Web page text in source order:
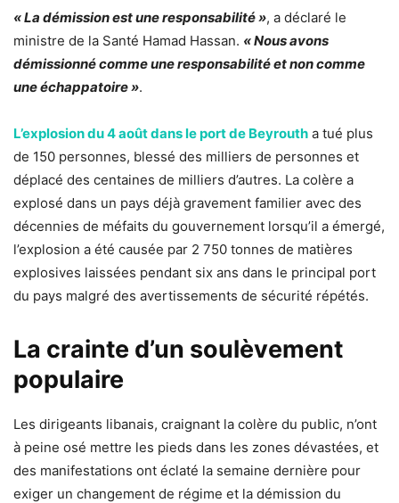
« La démission est une responsabilité », a déclaré le
ministre de la Santé Hamad Hassan. « Nous avons
démissionné comme une responsabilité et non comme
une échappatoire ».
L’explosion du 4 août dans le port de Beyrouth a tué plus
de 150 personnes, blessé des milliers de personnes et
déplacé des centaines de milliers d’autres. La colère a
explosé dans un pays déjà gravement familier avec des
décennies de méfaits du gouvernement lorsqu’il a émergé,
l’explosion a été causée par 2 750 tonnes de matières
explosives laissées pendant six ans dans le principal port
du pays malgré des avertissements de sécurité répétés.
La crainte d’un soulèvement
populaire
Les dirigeants libanais, craignant la colère du public, n’ont
à peine osé mettre les pieds dans les zones dévastées, et
des manifestations ont éclaté la semaine dernière pour
exiger un changement de régime et la démission du